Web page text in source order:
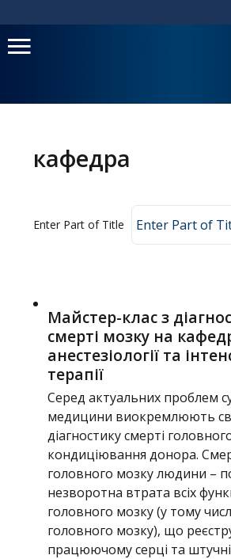
Головне
Education
кафедра
Enter Part of Title
Майстер-клас з
смерті мозку на
анестезіології та
терапії
Серед актуальних проблем
медицини виокремлюють
діагностику смерті
кондиціювання донора.
головного мозку людини –
незворотна втрата всіх
головного мозку (у тому
головного мозку), що
працюючому серці та